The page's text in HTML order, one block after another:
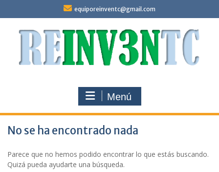
equiporeinventc@gmail.com
Menú
No se ha encontrado nada
Parece que no hemos podido encontrar lo que estás buscando.
Quizá pueda ayudarte una búsqueda.